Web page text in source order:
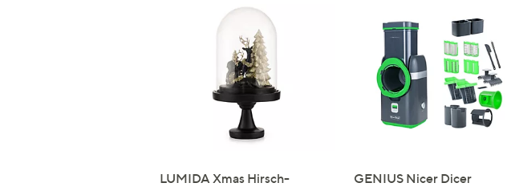
LUMIDA Xmas Hirsch-
GENIUS Nicer Dicer